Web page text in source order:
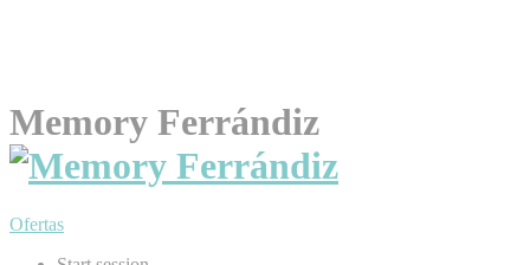
Memory Ferrándiz
Ofertas